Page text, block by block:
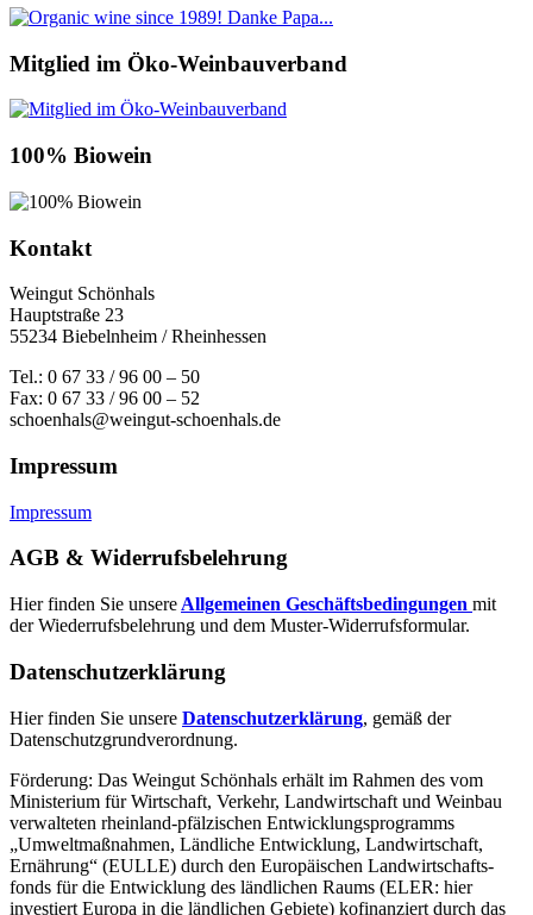
Mitglied im Öko-Weinbauverband
100% Biowein
Kontakt
Weingut Schönhals
Hauptstraße 23
55234 Biebelnheim / Rheinhessen
Tel.: 0 67 33 / 96 00 – 50
Fax: 0 67 33 / 96 00 – 52
schoenhals@weingut-schoenhals.de
Impressum
Impressum
AGB & Widerrufsbelehrung
Hier finden Sie unsere Allgemeinen Geschäftsbedingungen mit
der Wiederrufsbelehrung und dem Muster-Widerrufsformular.
Datenschutzerklärung
Hier finden Sie unsere Datenschutzerklärung, gemäß der
Datenschutzgrundverordnung.
Förderung: Das Weingut Schönhals erhält im Rahmen des vom
Minis­terium für Wirtschaft, Verkehr, Land­wirt­schaft und Weinbau
verwal­teten rhein­land-pfälzischen Entwick­lungs­programms
„Umwelt­maßnahmen, Länd­liche Entwick­lung, Landwirt­schaft,
Ernährung“ (EULLE) durch den Euro­päischen Land­wirtschafts­
fonds für die Entwick­lung des länd­lichen Raums (ELER: hier
investiert Europa in die ländlichen Gebiete) kofinanziert durch das